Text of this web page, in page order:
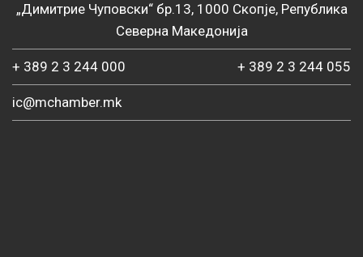
„Димитрие Чуповски“ бр.13, 1000 Скопје, Република
Северна Македонија
+ 389 2 3 244 000 + 389 2 3 244 055
ic@mchamber.mk